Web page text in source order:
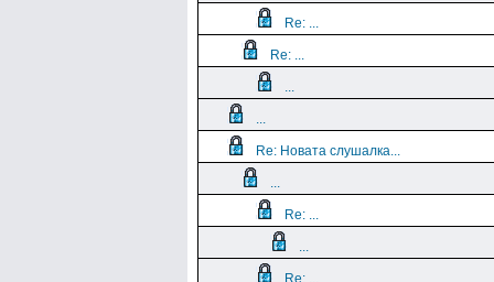
Re: ...
Re: ...
...
...
Re: Новата слушалка...
...
Re: ...
...
Re: ...